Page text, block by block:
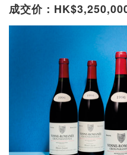
成交价：